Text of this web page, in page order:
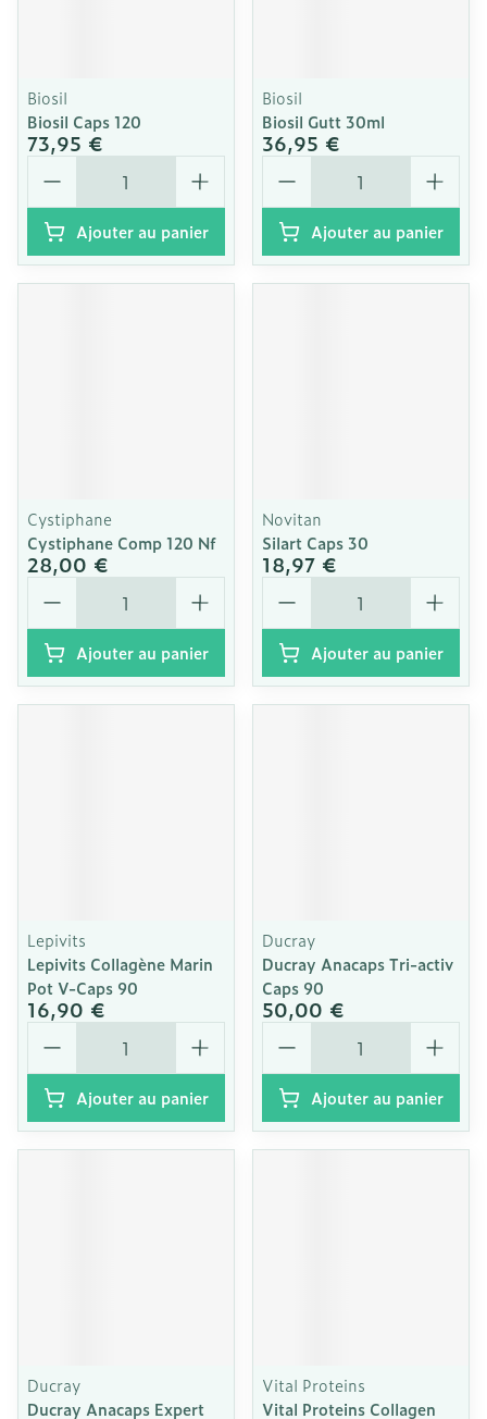
Biosil
Biosil Caps 120
73,95 €
Quantité
Ajouter au panier
Biosil
Biosil Gutt 30ml
36,95 €
Quantité
Ajouter au panier
Cystiphane
Cystiphane Comp 120 Nf
28,00 €
Quantité
Ajouter au panier
Novitan
Silart Caps 30
18,97 €
Quantité
Ajouter au panier
Lepivits
Lepivits Collagène Marin
Pot V-Caps 90
16,90 €
Quantité
Ajouter au panier
Ducray
Ducray Anacaps Tri-activ
Caps 90
50,00 €
Quantité
Ajouter au panier
Ducray
Ducray Anacaps Expert
Vital Proteins
Vital Proteins Collagen